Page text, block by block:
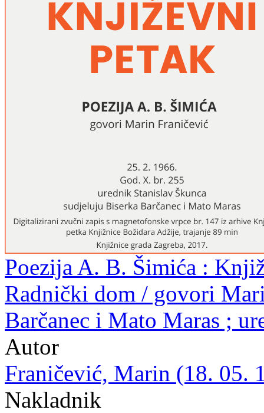
Poezija A. B. Šimića :
Radnički dom / govori
Barčanec i Mato Maras ;
Autor
Franičević, Marin (18. 05.
Nakladnik